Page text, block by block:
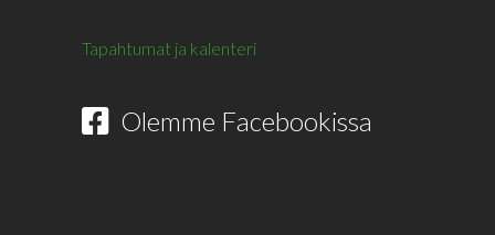
Tapahtumat ja kalenteri
Olemme Facebookissa